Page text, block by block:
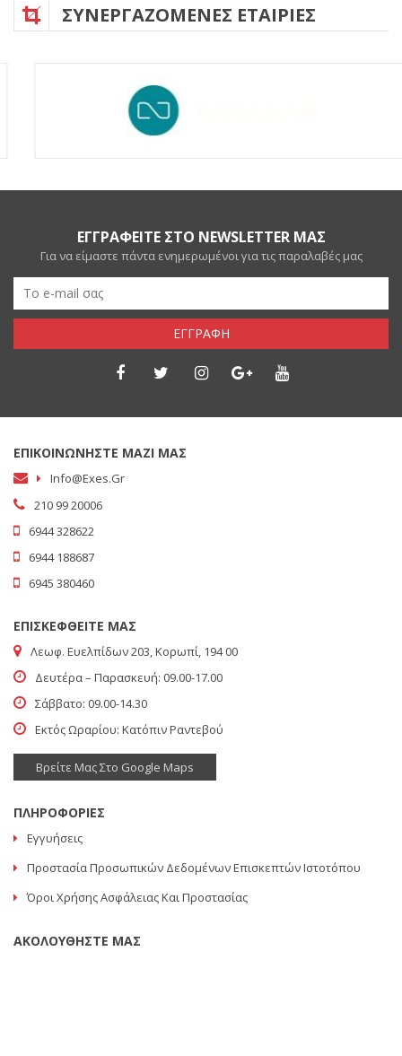
ΣΥΝΕΡΓΑΖΟΜΕΝΕΣ ΕΤΑΙΡΙΕΣ
ΕΓΓΡΑΦΕΙΤΕ ΣΤΟ NEWSLETTER ΜΑΣ
Για να είμαστε πάντα ενημερωμένοι για τις παραλαβές μας
ΕΓΓΡΑΦΗ
ΕΠΙΚΟΙΝΩΝΗΣΤΕ ΜΑΖΙ ΜΑΣ
Info@exes.gr
210 99 20006
6944 328622
6944 188687
6945 380460
ΕΠΙΣΚΕΦΘΕΙΤΕ ΜΑΣ
Λεωφ. Ευελπίδων 203, Κορωπί, 194 00
Δευτέρα – Παρασκευή: 09.00-17.00
Σάββατο: 09.00-14.30
Εκτός Ωραρίου: Κατόπιν Ραντεβού
Βρείτε Μας Στο Google Maps
ΠΛΗΡΟΦΟΡΙΕΣ
Εγγυήσεις
Προστασία Προσωπικών Δεδομένων Επισκεπτών Ιστοτόπου
Όροι Χρήσης Ασφάλειας Και Προστασίας
ΑΚΟΛΟΥΘΗΣΤΕ ΜΑΣ